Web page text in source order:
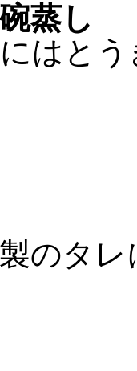
蒸し
はと
のタ